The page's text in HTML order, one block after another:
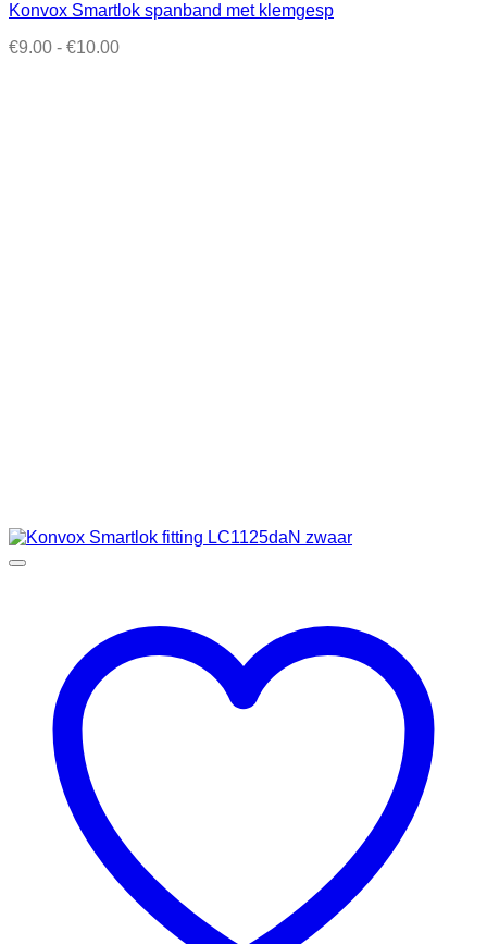
Konvox Smartlok spanband met klemgesp
€9.00 - €10.00Prijsklasse: